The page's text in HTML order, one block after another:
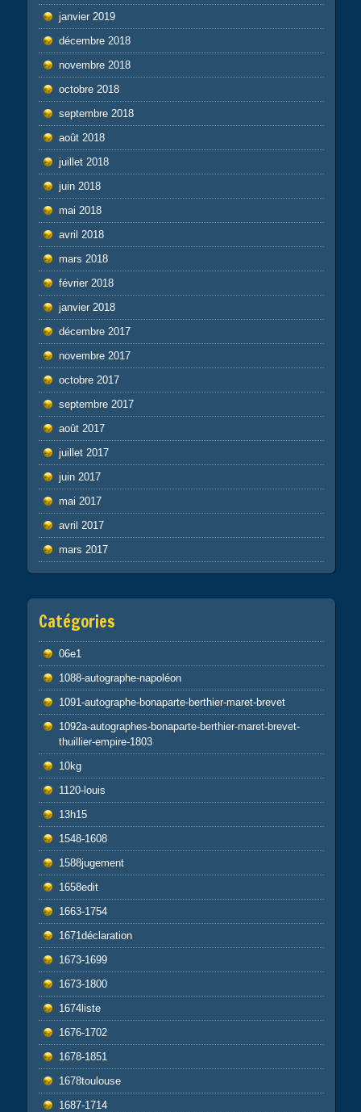
janvier 2019
décembre 2018
novembre 2018
octobre 2018
septembre 2018
août 2018
juillet 2018
juin 2018
mai 2018
avril 2018
mars 2018
février 2018
janvier 2018
décembre 2017
novembre 2017
octobre 2017
septembre 2017
août 2017
juillet 2017
juin 2017
mai 2017
avril 2017
mars 2017
Catégories
06e1
1088-autographe-napoléon
1091-autographe-bonaparte-berthier-maret-brevet
1092a-autographes-bonaparte-berthier-maret-brevet-
thuillier-empire-1803
10kg
1120-louis
13h15
1548-1608
1588jugement
1658edit
1663-1754
1671déclaration
1673-1699
1673-1800
1674liste
1676-1702
1678-1851
1678toulouse
1687-1714